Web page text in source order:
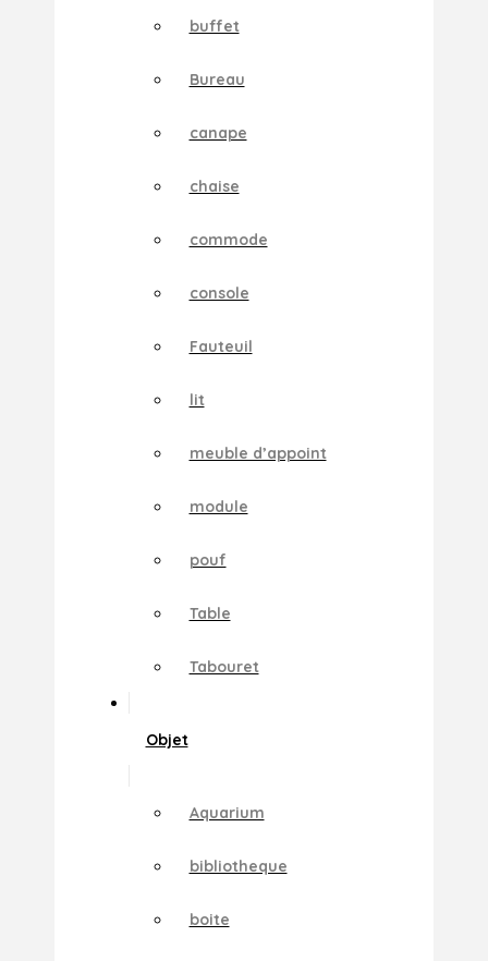
buffet
Bureau
canape
chaise
commode
console
Fauteuil
lit
meuble d’appoint
module
pouf
Table
Tabouret
Objet
Aquarium
bibliotheque
boite